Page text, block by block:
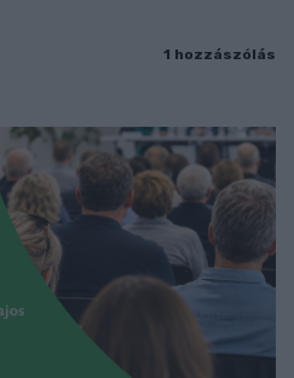
1 hozzászólás